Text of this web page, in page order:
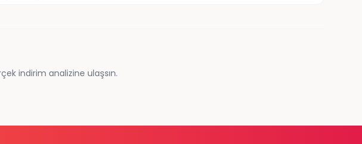
indirim analizine ulaşsın.